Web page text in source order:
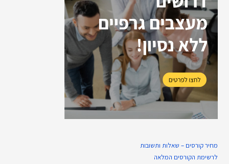
מחיר קורסים – שאלות ותשובות
לרשימת הקורסים המלאה